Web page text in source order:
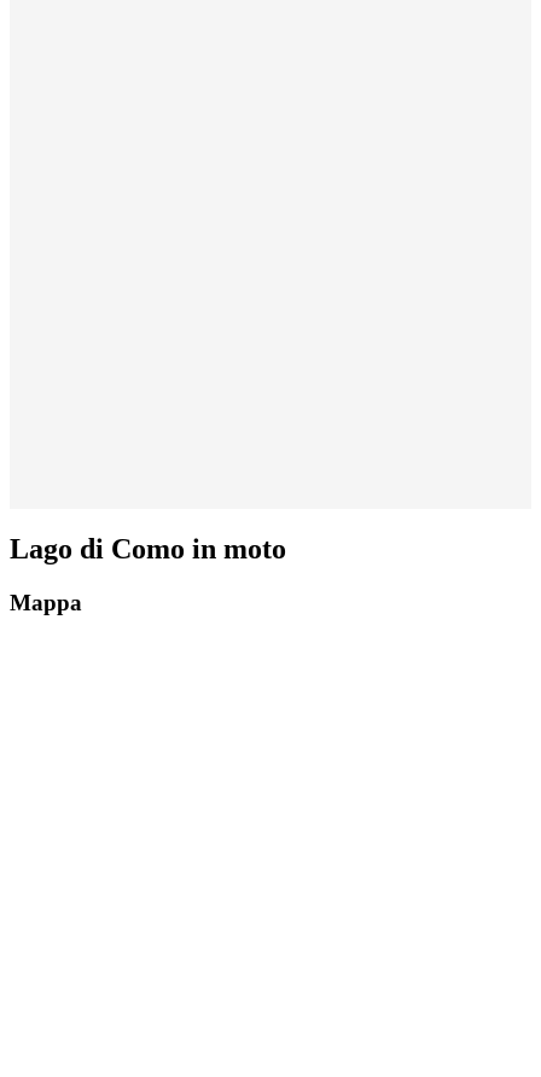
Lago di Como in moto
Mappa